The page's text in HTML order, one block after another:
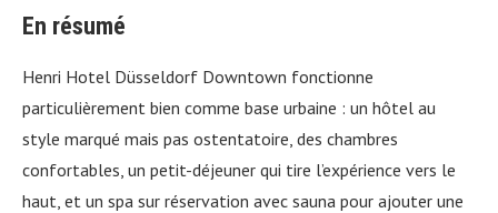
En résumé
Henri Hotel Düsseldorf Downtown fonctionne
particulièrement bien comme base urbaine : un hôtel au
style marqué mais pas ostentatoire, des chambres
confortables, un petit-déjeuner qui tire l’expérience vers le
haut, et un spa sur réservation avec sauna pour ajouter une